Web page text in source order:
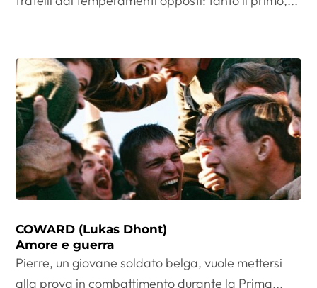
COWARD (Lukas Dhont)
Amore e guerra
Pierre, un giovane soldato belga, vuole mettersi
alla prova in combattimento durante la Prima...